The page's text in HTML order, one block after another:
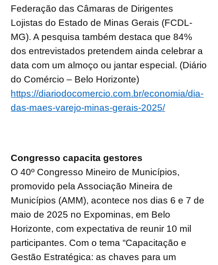
Federação das Câmaras de Dirigentes
Lojistas do Estado de Minas Gerais (FCDL-
MG). A pesquisa também destaca que 84%
dos entrevistados pretendem ainda celebrar a
data com um almoço ou jantar especial. (Diário
do Comércio – Belo Horizonte)
https://diariodocomercio.com.br/economia/dia-
das-maes-varejo-minas-gerais-2025/
Congresso capacita gestores
O 40º Congresso Mineiro de Municípios,
promovido pela Associação Mineira de
Municípios (AMM), acontece nos dias 6 e 7 de
maio de 2025 no Expominas, em Belo
Horizonte, com expectativa de reunir 10 mil
participantes. Com o tema “Capacitação e
Gestão Estratégica: as chaves para um